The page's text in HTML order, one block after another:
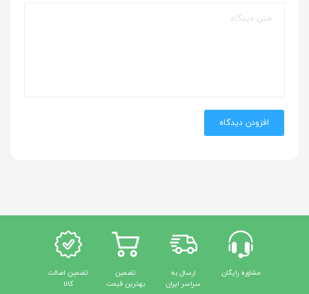
افزودن دیدگاه
مشاوره رایگان
ارسال به
سراسر ایران
تضمین
بهترین قیمت
تضمین اصالت
کالا